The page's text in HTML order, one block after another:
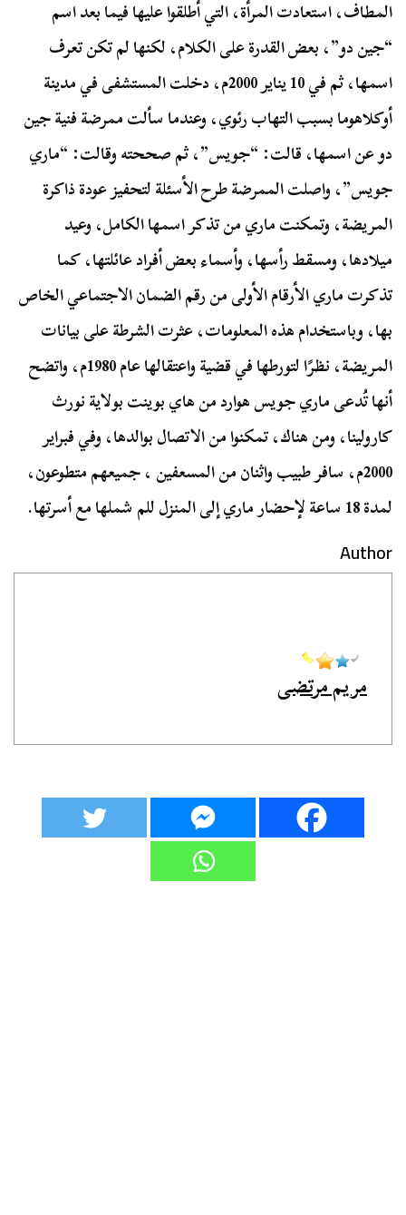
المطاف، استعادت المرأة، التي أطلقوا عليها فيما بعد اسم
“جين دو”، بعض القدرة على الكلام، لكنها لم تكن تعرف
اسمها، ثم في 10 يناير 2000م، دخلت المستشفى في مدينة
أوكلاهوما بسبب التهاب رئوي، وعندما سألت ممرضة فنية جين
دو عن اسمها، قالت: “جويس”، ثم صححته وقالت: “ماري
جويس”، واصلت الممرضة طرح الأسئلة لتحفيز عودة ذاكرة
المريضة، وتمكنت ماري من تذكر اسمها الكامل، وعيد
ميلادها، ومسقط رأسها، وأسماء بعض أفراد عائلتها، كما
تذكرت ماري الأرقام الأولى من رقم الضمان الاجتماعي الخاص
بها، وباستخدام هذه المعلومات، عثرت الشرطة على بيانات
المريضة، نظرًا لتورطها في قضية واعتقالها عام 1980م، واتضح
أنها تُدعى ماري جويس هوارد من هاي بوينت بولاية نورث
كارولينا، ومن هناك، تمكنوا من الاتصال بوالدها، وفي فبراير
2000م، سافر طبيب واثنان من المسعفين ، جميعهم متطوعون،
لمدة 18 ساعة لإحضار ماري إلى المنزل للم شملها مع أسرتها.
Author
مريم مرتضى